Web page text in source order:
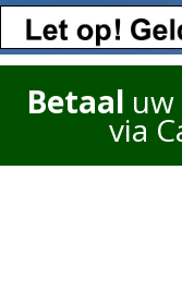
Betaal
via